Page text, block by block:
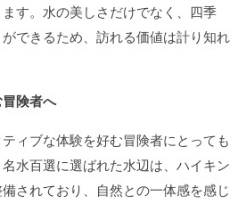
す。水の美しさだけでなく、四季
できるため、訪れる価値は計り知れ
険者へ
ィブな体験を好む冒険者にとっても
水百選に選ばれた水辺は、ハイキン
されており、自然との一体感を感じ